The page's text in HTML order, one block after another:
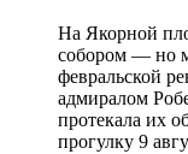
На Якорной
собором — но
февральской
адмиралом
протекала их
прогулку 9